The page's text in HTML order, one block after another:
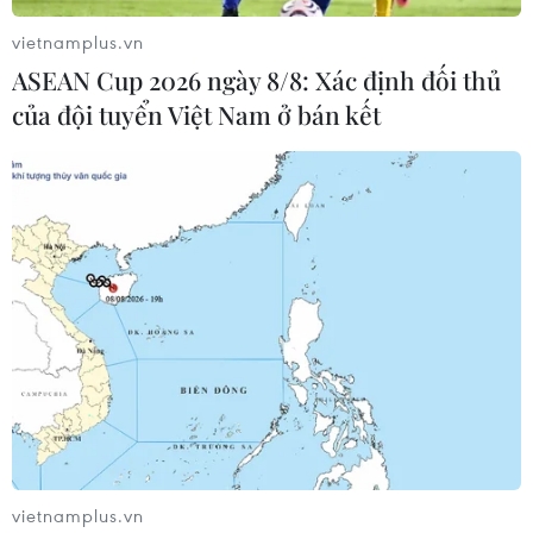
Cục diện ASEAN Cup: Việt Nam
quyết giành ngôi đầu, Thái Lan vẫn
có thể bị loại
07/08/2026 02:29
Lần đầu Cà Mau tổ chức Lễ hội
Khinh khí cầu gắn với Ngày hội Văn
hóa di sản
07/08/2026 02:00
Lịch thi đấu ASEAN Cup 2026 ngày
7/8: Việt Nam hướng đến ngôi đầu
07/08/2026 00:07
vietnamplus.vn
ASEAN Cup 2026 ngày 8/8: Xác định đối thủ
của đội tuyển Việt Nam ở bán kết
vietnamplus.vn